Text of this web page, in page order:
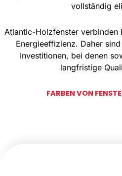
vollständig
Atlantic-Holzfenster verbinden
Energieeffizienz. Daher
Investitionen, bei denen
langfristige
FARBEN VON